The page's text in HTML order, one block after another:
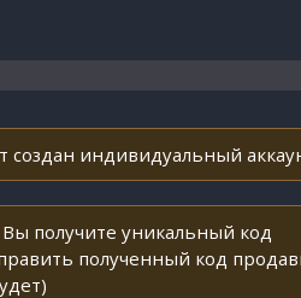
создан индивидуальный
получите уникальный код
полученный код